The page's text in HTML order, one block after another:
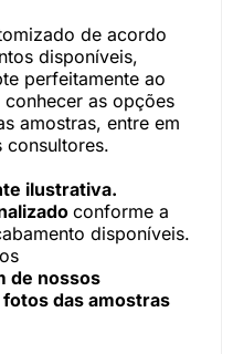
de acordo
disponíveis,
perfeitamente ao
conhecer as opções
amostras, entre em
consultores.
ilustrativa.
conforme a
disponíveis.
de nossos
das amostras